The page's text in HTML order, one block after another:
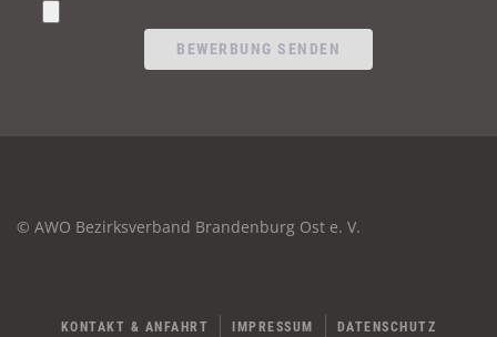
© AWO Bezirksverband Brandenburg Ost e. V.
KONTAKT & ANFAHRT IMPRESSUM DATENSCHUTZ